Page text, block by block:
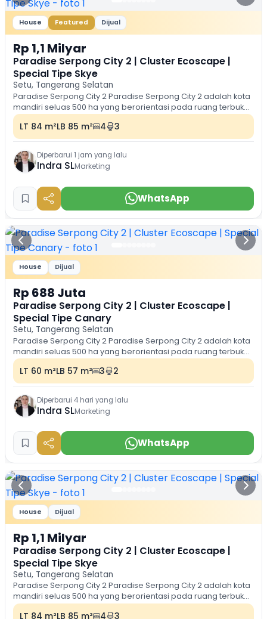
House Featured Dijual
Rp 1,1 Milyar
Paradise Serpong City 2 | Cluster Ecoscape |
Special Tipe Skye
Setu, Tangerang Selatan
Paradise Serpong City 2 Paradise Serpong City 2 adalah kota
mandiri seluas 500 ha yang berorientasi pada ruang terbuka,
ramah lingkungan dan lengkap...
LT 84 m²LB 85 m² 4 3
Diperbarui 1 jam yang lalu
Indra SLMarketing
WhatsApp
House Dijual
Rp 688 Juta
Paradise Serpong City 2 | Cluster Ecoscape |
Special Tipe Canary
Setu, Tangerang Selatan
Paradise Serpong City 2 Paradise Serpong City 2 adalah kota
mandiri seluas 500 ha yang berorientasi pada ruang terbuka,
ramah lingkungan dan lengkap...
LT 60 m²LB 57 m² 3 2
Diperbarui 4 hari yang lalu
Indra SLMarketing
WhatsApp
House Dijual
Rp 1,1 Milyar
Paradise Serpong City 2 | Cluster Ecoscape |
Special Tipe Skye
Setu, Tangerang Selatan
Paradise Serpong City 2 Paradise Serpong City 2 adalah kota
mandiri seluas 500 ha yang berorientasi pada ruang terbuka,
ramah lingkungan dan lengkap...
LT 84 m²LB 85 m² 4 3